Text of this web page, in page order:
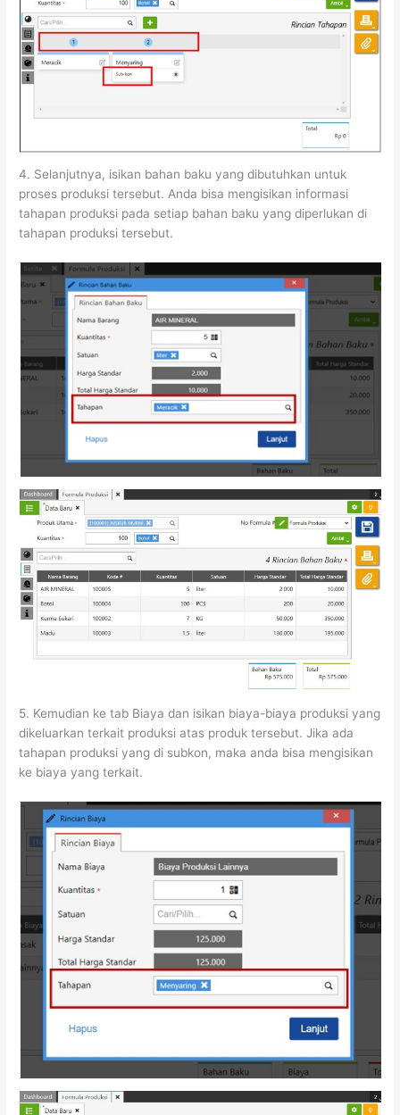
4. Selanjutnya, isikan bahan baku yang dibutuhkan untuk
proses produksi tersebut. Anda bisa mengisikan informasi
tahapan produksi pada setiap bahan baku yang diperlukan di
tahapan produksi tersebut.
5. Kemudian ke tab Biaya dan isikan biaya-biaya produksi yang
dikeluarkan terkait produksi atas produk tersebut. Jika ada
tahapan produksi yang di subkon, maka anda bisa mengisikan
ke biaya yang terkait.